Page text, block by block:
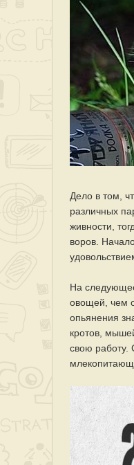
Дело в том,
различных
живности,
воров.
На
овощей, чем
опьянения
кротов,
свою работу.